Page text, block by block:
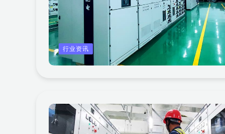
行业资讯